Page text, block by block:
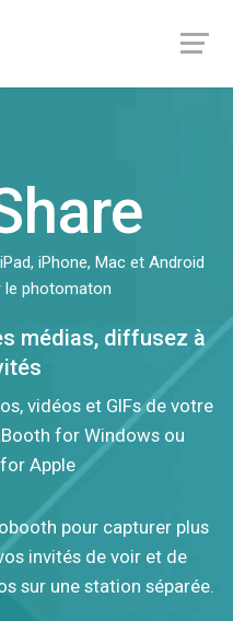
iPhone, Mac et Android
le photomaton
médias, diffusez à
vidéos et GIFs de votre
for Windows ou
Apple
pour capturer plus
invités de voir et de
sur une station séparée.